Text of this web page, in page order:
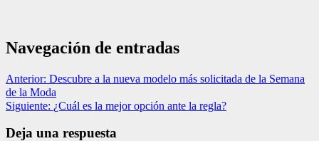
Navegación de entradas
Anterior: Descubre a la nueva modelo más solicitada de la Semana
de la Moda
Siguiente: ¿Cuál es la mejor opción ante la regla?
Deja una respuesta